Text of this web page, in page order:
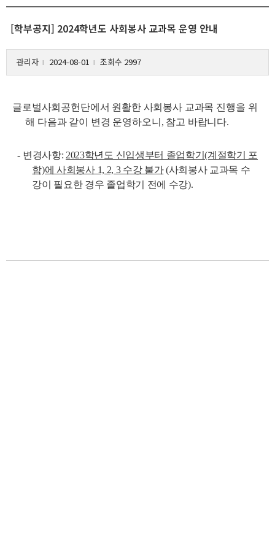
[학부공지] 2024학년도 사회봉사 교과목 운영 안내
관리자 l 2024-08-01 l 조회수 2997
글로벌사회공헌단에서 원활한 사회봉사 교과목 진행을 위
해 다음과 같이 변경 운영하오니, 참고 바랍니다.
- 변경사항: 2023학년도 신입생부터 졸업학기(계절학기 포
함)에 사회봉사 1, 2, 3 수강 불가(사회봉사 교과목 수
강이 필요한 경우 졸업학기 전에 수강).